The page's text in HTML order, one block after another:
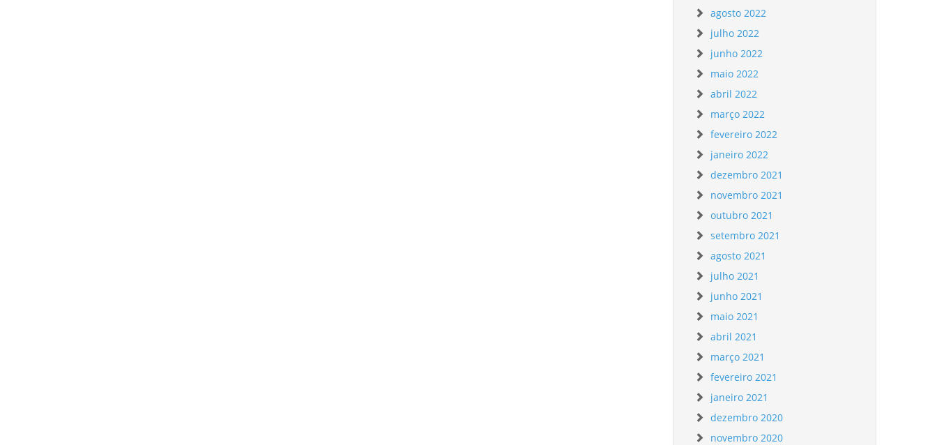
agosto 2022
julho 2022
junho 2022
maio 2022
abril 2022
março 2022
fevereiro 2022
janeiro 2022
dezembro 2021
novembro 2021
outubro 2021
setembro 2021
agosto 2021
julho 2021
junho 2021
maio 2021
abril 2021
março 2021
fevereiro 2021
janeiro 2021
dezembro 2020
novembro 2020